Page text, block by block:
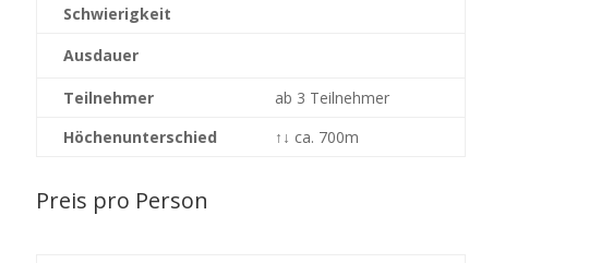
Schwierigkeit
Ausdauer
Teilnehmer
ab 3 Teilnehmer
Höchenunterschied
↑↓ ca. 700m
Preis pro Person